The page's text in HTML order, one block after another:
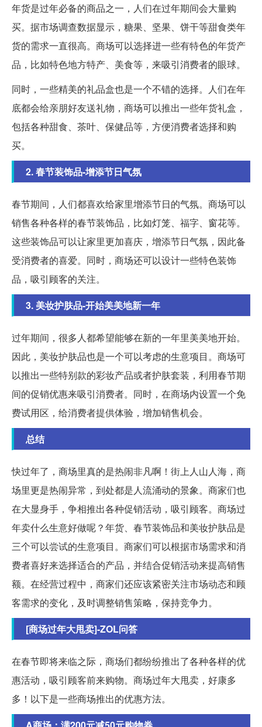
年货是过年必备的商品之一，人们在过年期间会大量购
买。据市场调查数据显示，糖果、坚果、饼干等甜食类年
货的需求一直很高。商场可以选择进一些有特色的年货产
品，比如特色地方特产、美食等，来吸引消费者的眼球。
同时，一些精美的礼品盒也是一个不错的选择。人们在年
底都会给亲朋好友送礼物，商场可以推出一些年货礼盒，
包括各种甜食、茶叶、保健品等，方便消费者选择和购
买。
2. 春节装饰品-增添节日气氛
春节期间，人们都喜欢给家里增添节日的气氛。商场可以
销售各种各样的春节装饰品，比如灯笼、福字、窗花等。
这些装饰品可以让家里更加喜庆，增添节日气氛，因此备
受消费者的喜爱。同时，商场还可以设计一些特色装饰
品，吸引顾客的关注。
3. 美妆护肤品-开始美美地新一年
过年期间，很多人都希望能够在新的一年里美美地开始。
因此，美妆护肤品也是一个可以考虑的生意项目。商场可
以推出一些特别款的彩妆产品或者护肤套装，利用春节期
间的促销优惠来吸引消费者。同时，在商场内设置一个免
费试用区，给消费者提供体验，增加销售机会。
总结
快过年了，商场里真的是热闹非凡啊！街上人山人海，商
场里更是热闹异常，到处都是人流涌动的景象。商家们也
在大显身手，争相推出各种促销活动，吸引顾客。商场过
年卖什么生意好做呢？年货、春节装饰品和美妆护肤品是
三个可以尝试的生意项目。商家们可以根据市场需求和消
费者喜好来选择适合的产品，并结合促销活动来提高销售
额。在经营过程中，商家们还应该紧密关注市场动态和顾
客需求的变化，及时调整销售策略，保持竞争力。
[商场过年大甩卖]-ZOL问答
在春节即将来临之际，商场们都纷纷推出了各种各样的优
惠活动，吸引顾客前来购物。商场过年大甩卖，好康多
多！以下是一些商场推出的优惠方法。